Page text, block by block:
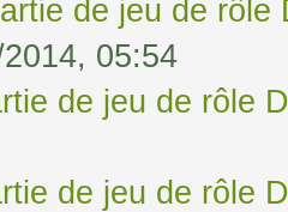
de jeu de rôle
05:54
de jeu de rôle
de jeu de rôle